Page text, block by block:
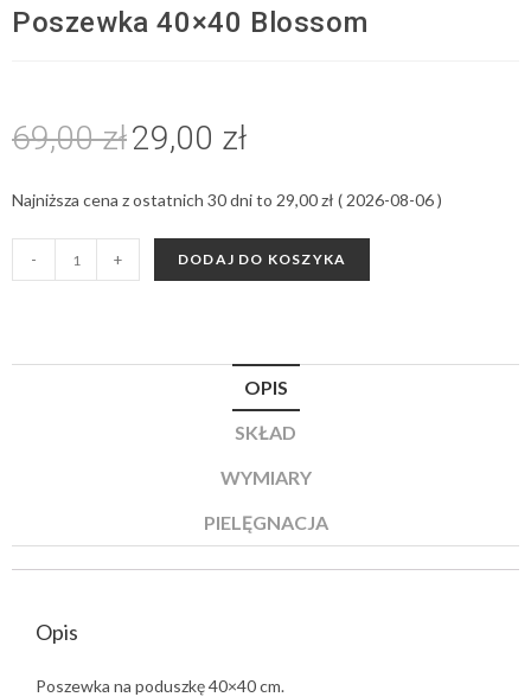
Poszewka 40×40 Blossom
69,00zł29,00 zł
Najniższa cena z ostatnich 30 dni to 29,00zł ( 2026-08-06)
- + DODAJ DO KOSZYKA
OPIS
SKŁAD
WYMIARY
PIELĘGNACJA
Opis
Poszewka na poduszkę 40×40 cm.